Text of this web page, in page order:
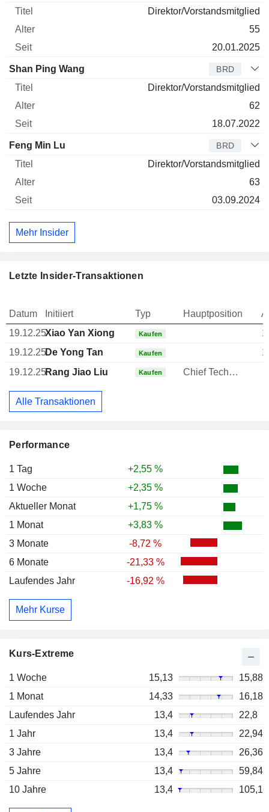
Performance
1 Tag
+2,55 %
1 Woche
+2,35 %
Aktueller Monat
+1,75 %
1 Monat
+3,83 %
3 Monate
-8,72 %
6 Monate
-21,33 %
Laufendes Jahr
-16,92 %
Mehr Kurse
Kurs-Extreme
1 Woche 15,13
15,88
1 Monat
14,33
16,18
Laufendes Jahr
13,4
22,8
1 Jahr
13,4
22,94
3 Jahre
13,4
26,36
5 Jahre
13,4
59,84
10 Jahre
13,4 105,1
Direktor/Vorstandsmitglied
55
20.01.2025
Shan Ping Wang BRD
Direktor/Vorstandsmitglied
62
18.07.2022
Feng Min Lu BRD
Direktor/Vorstandsmitglied
63
03.09.2024
Mehr Insider
Letzte Insider-Transaktionen
Datum Initiiert Typ Hauptposition
19.12.25Xiao Yan Xiong Kaufen
19.12.25De Yong Tan Kaufen
19.12.25Rang Jiao Liu Kaufen Chief Technology Officer (CTO)
Alle Transaktionen